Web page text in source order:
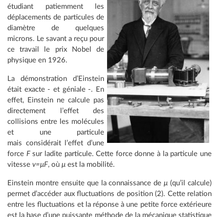
étudiant patiemment les
déplacements de particules de
diamètre de quelques
microns. Le savant a reçu pour
ce travail le prix Nobel de
physique en 1926.
La démonstration d’Einstein
était exacte - et géniale -. En
effet, Einstein ne calcule pas
directement l’effet des
collisions entre les molécules
et une particule
mais considérait l’effet d’une
force Fsur ladite particule. Cette force donne à la particule une
vitesse v=μF, où μ est la mobilité.
Einstein montre ensuite que la connaissance deμ (qu’il calcule)
permet d’accéder aux fluctuations de position (2). Cette relation
entre les fluctuations et la réponse à une petite force extérieure
est la base d’une puissante méthode de la mécanique statistique